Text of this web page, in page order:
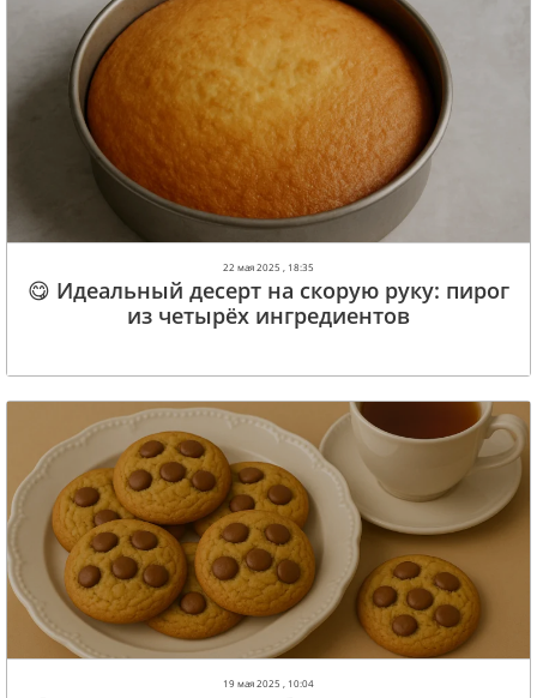
22 мая 2025 , 18:35
😋 Идеальный десерт на скорую руку: пирог
из четырёх ингредиентов
19 мая 2025 , 10:04